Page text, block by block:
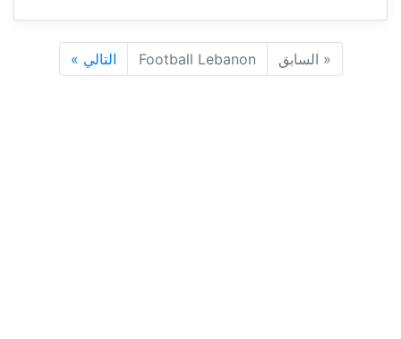
« السابق Football Lebanon التالي »